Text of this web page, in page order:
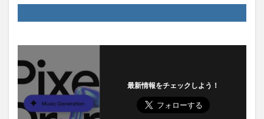
最新情報をチェックしよう！